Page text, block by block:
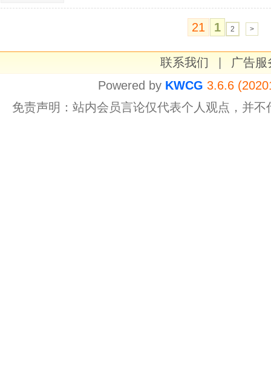
21 1 2 >
联系我们
广告服
Powered by KWCG 3.6.6
免责声明：站内会员言论仅代表个人观点，并